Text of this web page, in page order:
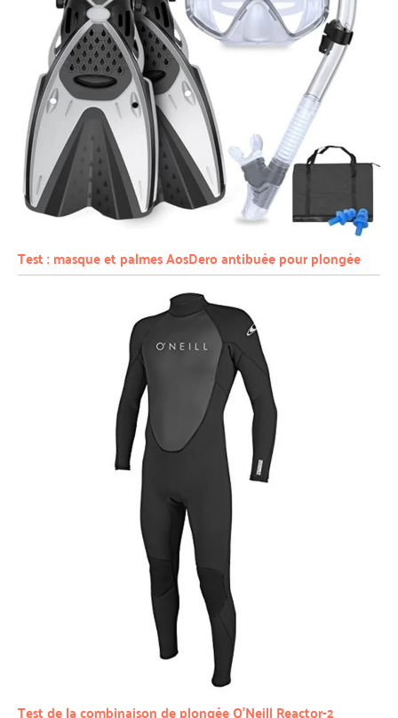
Test : masque et palmes AosDero antibuée pour plongée
Test de la combinaison de plongée O’Neill Reactor-2